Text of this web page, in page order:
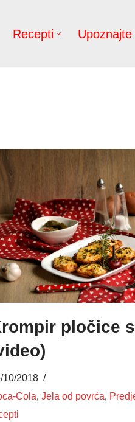
Recepti Upoznajte
pločice
10/2018
Cola, Jela od povrća,